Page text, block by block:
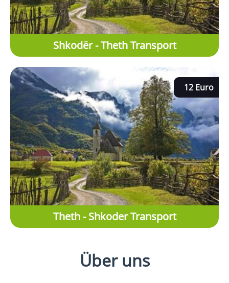
Shkodër - Theth Transport
Theth - Shkoder Transport
12 Euro
Über uns